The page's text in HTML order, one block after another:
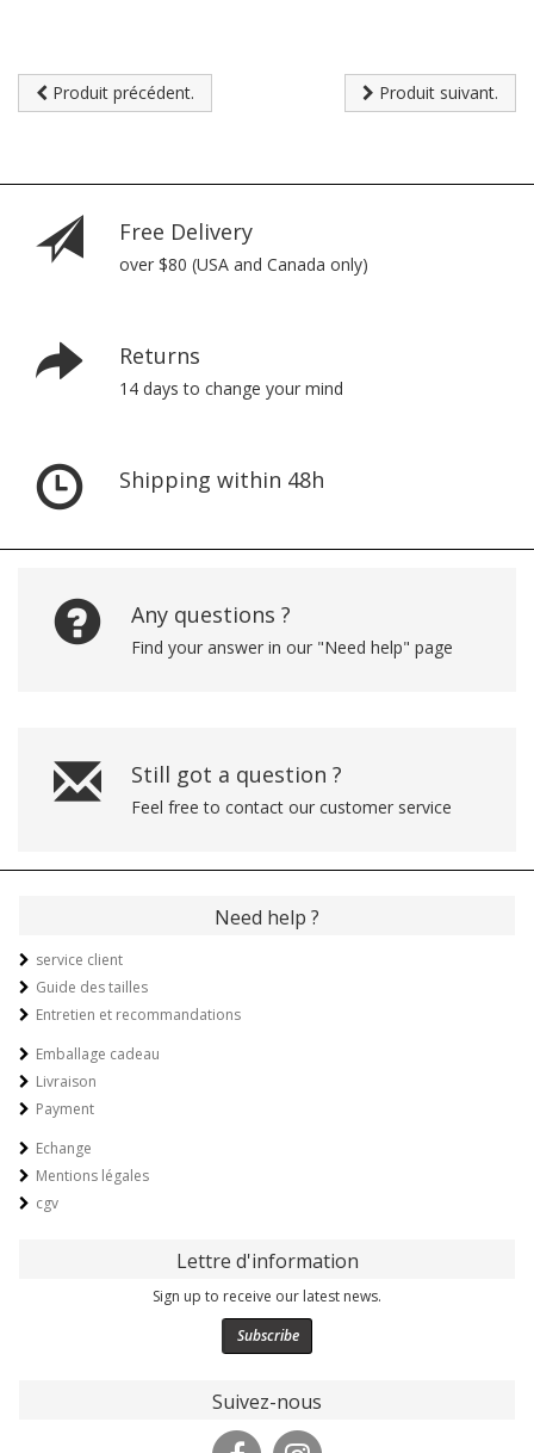
Produit précédent. Produit suivant.
Free Delivery
over $80 (USA and Canada only)
Returns
14 days to change your mind
Shipping within 48h
Any questions ?
Find your answer in our "Need help" page
Still got a question ?
Feel free to contact our customer service
Need help ?
service client
Guide des tailles
Entretien et recommandations
Emballage cadeau
Livraison
Payment
Echange
Mentions légales
cgv
Lettre d'information
Sign up to receive our latest news.
Subscribe
Suivez-nous